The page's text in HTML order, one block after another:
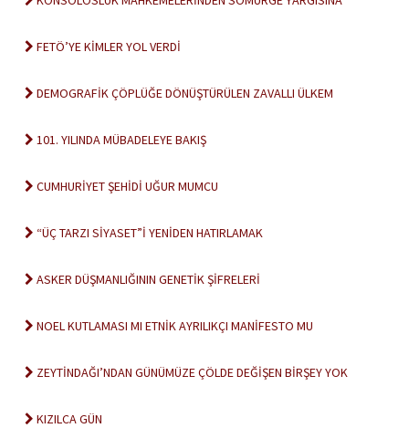
FETÖ’YE KİMLER YOL VERDİ
DEMOGRAFİK ÇÖPLÜĞE DÖNÜŞTÜRÜLEN ZAVALLI ÜLKEM
101. YILINDA MÜBADELEYE BAKIŞ
CUMHURİYET ŞEHİDİ UĞUR MUMCU
“ÜÇ TARZI SİYASET”İ YENİDEN HATIRLAMAK
ASKER DÜŞMANLIĞININ GENETİK ŞİFRELERİ
NOEL KUTLAMASI MI ETNİK AYRILIKÇI MANİFESTO MU
ZEYTİNDAĞI’NDAN GÜNÜMÜZE ÇÖLDE DEĞİŞEN BİRŞEY YOK
KIZILCA GÜN